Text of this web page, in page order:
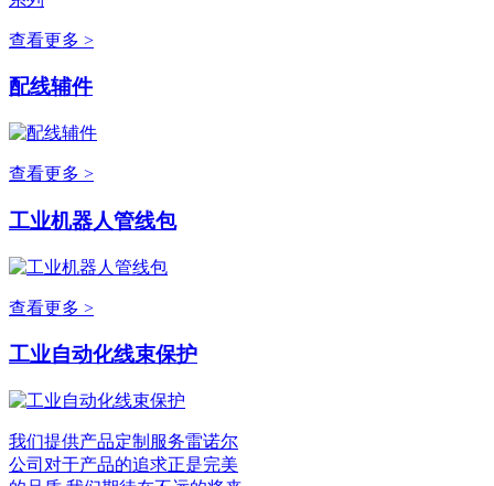
查看更多 >
配线辅件
查看更多 >
工业机器人管线包
查看更多 >
工业自动化线束保护
我们提供产品定制服务雷诺尔
公司对于产品的追求正是完美